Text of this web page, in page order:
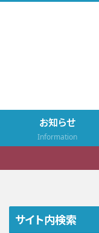
お知らせ
Information
サイト内検索